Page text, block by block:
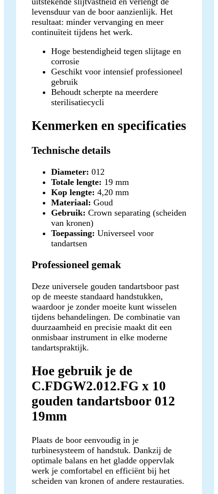
levensduur van de boor aanzienlijk. Het
resultaat: minder vervanging en meer
continuïteit tijdens het werk.
Hoge bestendigheid tegen slijtage en
corrosie
Geschikt voor intensief professioneel
gebruik
Behoudt scherpte na meerdere
sterilisatiecycli
Kenmerken en specificaties
Technische details
Diameter: 012
Totale lengte: 19 mm
Kop lengte: 4,20 mm
Materiaal: Goud
Gebruik: Crown separating (scheiden
van kronen)
Toepassing: Universeel voor
tandartsen
Professioneel gemak
Deze universele gouden tandartsboor past
op de meeste standaard handstukken,
waardoor je zonder moeite kunt wisselen
tijdens behandelingen. De combinatie van
duurzaamheid en precisie maakt dit een
onmisbaar instrument in elke moderne
tandartspraktijk.
Hoe gebruik je de
C.FDGW2.012.FG x 10
gouden tandartsboor 012
19mm
Plaats de boor eenvoudig in je
turbinesysteem of handstuk. Dankzij de
optimale balans en het gladde oppervlak
werk je comfortabel en efficiënt bij het
scheiden van kronen of andere restauraties.